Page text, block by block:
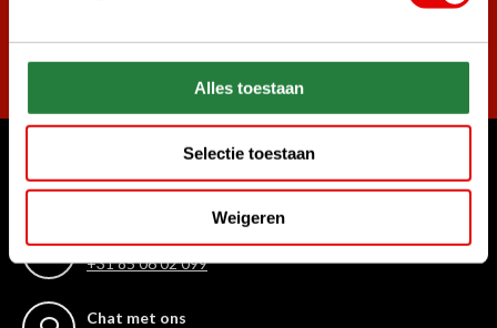
Alles toestaan
Selectie toestaan
Weigeren
Abonneer
Waar kunnen we u mee helpen?
Bel ons gerust
+31 85 06 02 099
Chat met ons